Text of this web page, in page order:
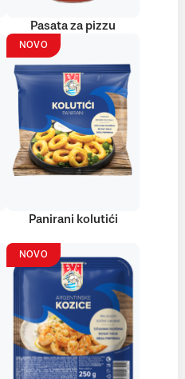
Pasata za pizzu
NOVO
Panirani kolutići
NOVO